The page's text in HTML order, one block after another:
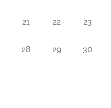
21 22 23
28 29 30